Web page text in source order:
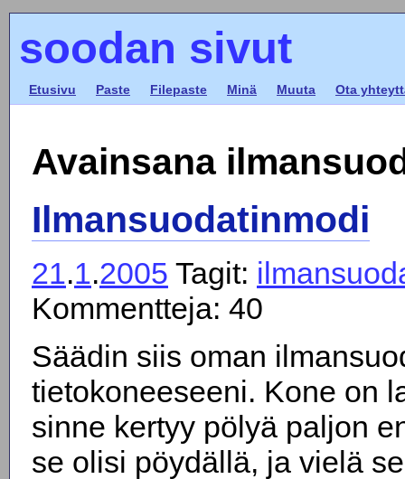
soodan sivut
Etusivu Paste Filepaste Minä Muuta Ota
Avainsana
Ilmansuodatinmodi
21.1.2005 Tagit:
Kommentteja: 40
Säädin siis oman
tietokoneeseeni. Kone on
sinne kertyy pölyä paljon
se olisi pöydällä, ja vielä